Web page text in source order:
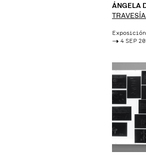
ÁNGELA
Exposición
-> 4 SEP